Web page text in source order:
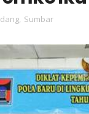
, Sumbar